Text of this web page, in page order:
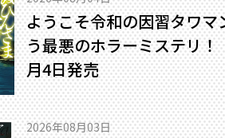
ようこそ令和の因習タワマ
う最悪のホラーミステリ
月4日発売
2026年08月03日